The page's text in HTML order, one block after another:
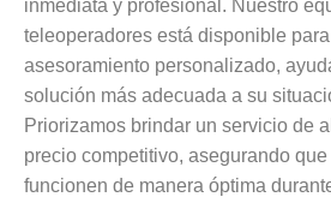
inmediata y profesional. Nuestro
teleoperadores está disponible
asesoramiento personalizado,
solución más adecuada a su
Priorizamos brindar un servicio de
precio competitivo, asegurando
funcionen de manera óptima